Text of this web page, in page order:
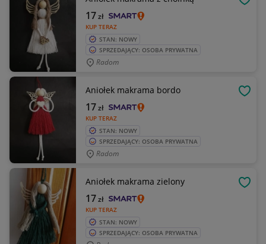
KUP TERAZ
17zł
STAN: NOWY
SPRZEDAJĄCY: OSOBA PRYWATNA
Radom
Aniołek makrama bordo
KUP TERAZ
17zł
STAN: NOWY
SPRZEDAJĄCY: OSOBA PRYWATNA
Radom
Aniołek makrama zielony
KUP TERAZ
17zł
STAN: NOWY
SPRZEDAJĄCY: OSOBA PRYWATNA